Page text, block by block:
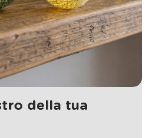
della tua